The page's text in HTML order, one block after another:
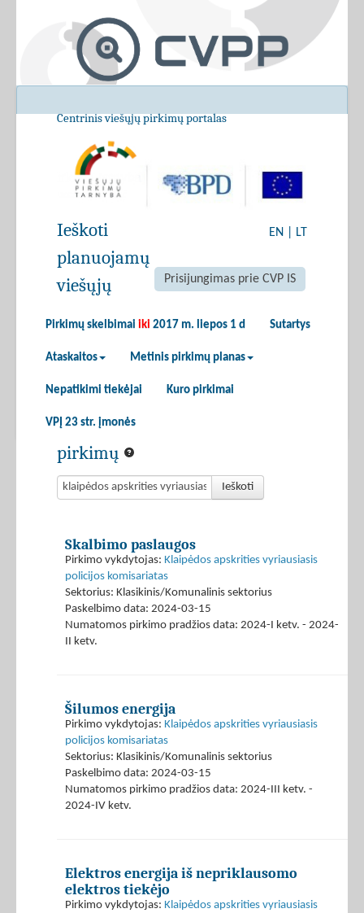
Centrinis viešųjų pirkimų portalas
EN LT
Prisijungimas prie CVP IS
Pirkimų skelbimai iki 2017 m. liepos 1 d Sutartys
Ataskaitos Metinis pirkimų planas
Nepatikimi tiekėjai Kuro pirkimai
VPĮ 23 str. įmonės
Ieškoti
planuojamų
viešųjų
pirkimų
Ieškoti
Skalbimo paslaugos
Pirkimo vykdytojas: Klaipėdos apskrities vyriausiasis
policijos komisariatas
Sektorius: Klasikinis/Komunalinis sektorius
Paskelbimo data: 2024-03-15
Numatomos pirkimo pradžios data: 2024-I ketv. - 2024-
II ketv.
Šilumos energija
Pirkimo vykdytojas: Klaipėdos apskrities vyriausiasis
policijos komisariatas
Sektorius: Klasikinis/Komunalinis sektorius
Paskelbimo data: 2024-03-15
Numatomos pirkimo pradžios data: 2024-III ketv. -
2024-IV ketv.
Elektros energija iš nepriklausomo
elektros tiekėjo
Pirkimo vykdytojas: Klaipėdos apskrities vyriausiasis